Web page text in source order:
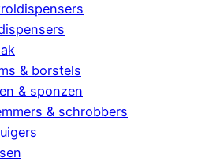
& borstels
& sponzen
& schrobbers